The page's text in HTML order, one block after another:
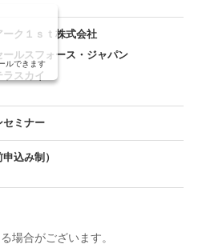
ーク１ｓｔ株式会社
ールスフォース・ジャパン
スカイ
セミナー
込み制）
ルできます
場合がございます。